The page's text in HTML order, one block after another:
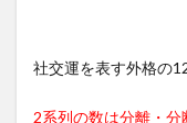
社交運を表す外格の
2系列の数は分離・